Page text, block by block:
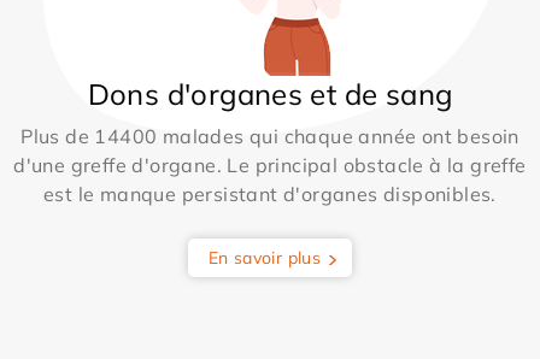
Dons d'organes et de sang
Plus de 14400 malades qui chaque année ont besoin
d'une greffe d'organe. Le principal obstacle à la greffe
est le manque persistant d'organes disponibles.
En savoir plus